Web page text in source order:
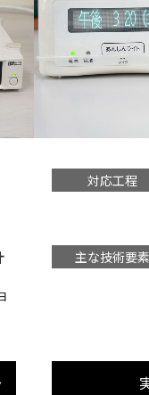
対応工程
主な技術要素